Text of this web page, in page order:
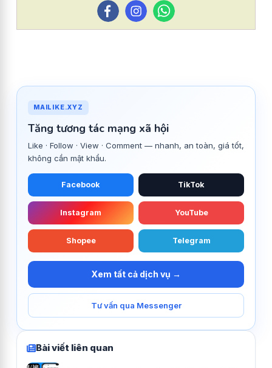
MAILIKE.XYZ
Tăng tương tác mạng xã hội
Like · Follow · View · Comment — nhanh, an toàn, giá tốt,
không cần mật khẩu.
Facebook TikTok
Instagram YouTube
Shopee Telegram
Xem tất cả dịch vụ →
Tư vấn qua Messenger
Bài viết liên quan